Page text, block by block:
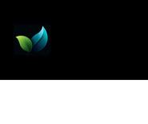
content